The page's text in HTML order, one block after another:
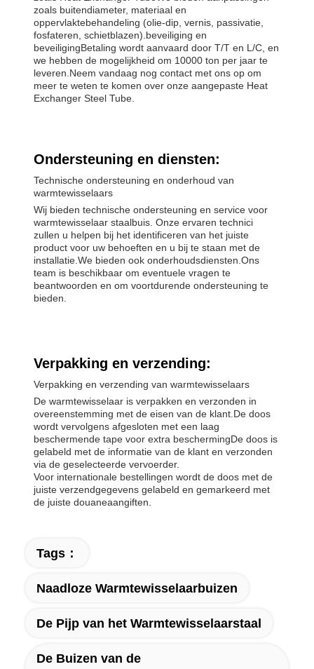
zoals buitendiameter, materiaal en
oppervlaktebehandeling (olie-dip, vernis, passivatie,
fosfateren, schietblazen).beveiliging en
beveiligingBetaling wordt aanvaard door T/T en L/C, en
we hebben de mogelijkheid om 10000 ton per jaar te
leveren.Neem vandaag nog contact met ons op om
meer te weten te komen over onze aangepaste Heat
Exchanger Steel Tube.
Ondersteuning en diensten:
Technische ondersteuning en onderhoud van
warmtewisselaars
Wij bieden technische ondersteuning en service voor
warmtewisselaar staalbuis. Onze ervaren technici
zullen u helpen bij het identificeren van het juiste
product voor uw behoeften en u bij te staan met de
installatie.We bieden ook onderhoudsdiensten.Ons
team is beschikbaar om eventuele vragen te
beantwoorden en om voortdurende ondersteuning te
bieden.
Verpakking en verzending:
Verpakking en verzending van warmtewisselaars
De warmtewisselaar is verpakken en verzonden in
overeenstemming met de eisen van de klant.De doos
wordt vervolgens afgesloten met een laag
beschermende tape voor extra beschermingDe doos is
gelabeld met de informatie van de klant en verzonden
via de geselecteerde vervoerder.
Voor internationale bestellingen wordt de doos met de
juiste verzendgegevens gelabeld en gemarkeerd met
de juiste douaneaangiften.
Tags：
Naadloze Warmtewisselaarbuizen
De Pijp van het Warmtewisselaarstaal
De Buizen van de